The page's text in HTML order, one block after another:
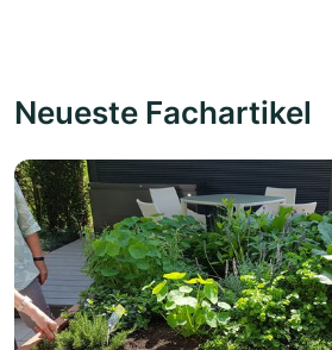
Neueste Fachartikel